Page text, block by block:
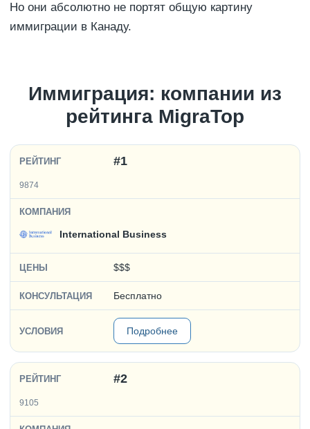
Но они абсолютно не портят общую картину
иммиграции в Канаду.
Иммиграция: компании из
рейтинга MigraTop
#1
9874
International Business
$$$
Бесплатно
Подробнее
#2
9105